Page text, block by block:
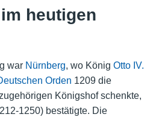
heutigen
war Nürnberg, wo König Otto IV.
Orden 1209 die
Königshof schenkte,
1250) bestätigte. Die